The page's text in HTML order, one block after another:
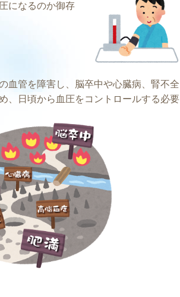
になるのか御存
血管を障害し、脳卒中や心臓病、腎不全
、日頃から血圧をコントロールする必要